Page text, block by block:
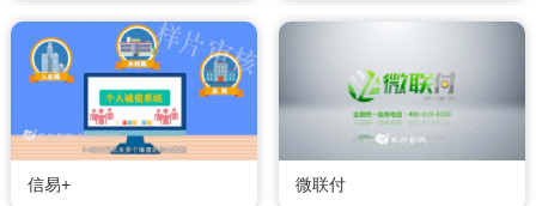
信易+ 微联付